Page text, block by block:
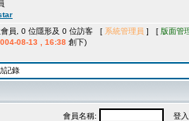
會員, 0 位隱形及 0 位訪客 [ 系統管理員 ] [ 版面管
08-13 , 16:38 創下)
記錄
會員名稱: 登入